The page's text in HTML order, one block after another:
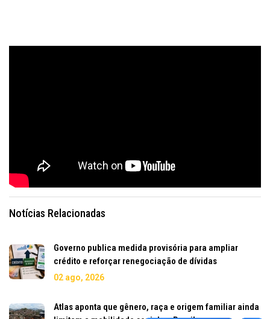
Notícias Relacionadas
Governo publica medida provisória para ampliar
crédito e reforçar renegociação de dívidas
02 ago, 2026
Atlas aponta que gênero, raça e origem familiar ainda